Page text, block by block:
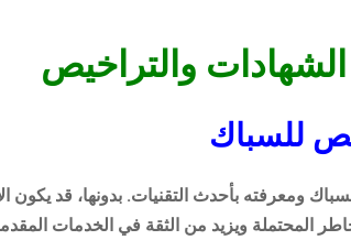
والتراخيص
للسباك
ومعرفته بأحدث التقنيات. بدونها، قد يكون
المحتملة ويزيد من الثقة في الخدمات